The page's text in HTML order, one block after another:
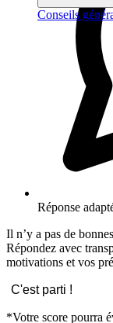
Conseils
Réponse
Il n’y a pas de
Répondez avec
motivations et vos
C'est parti !
*Votre score pourra